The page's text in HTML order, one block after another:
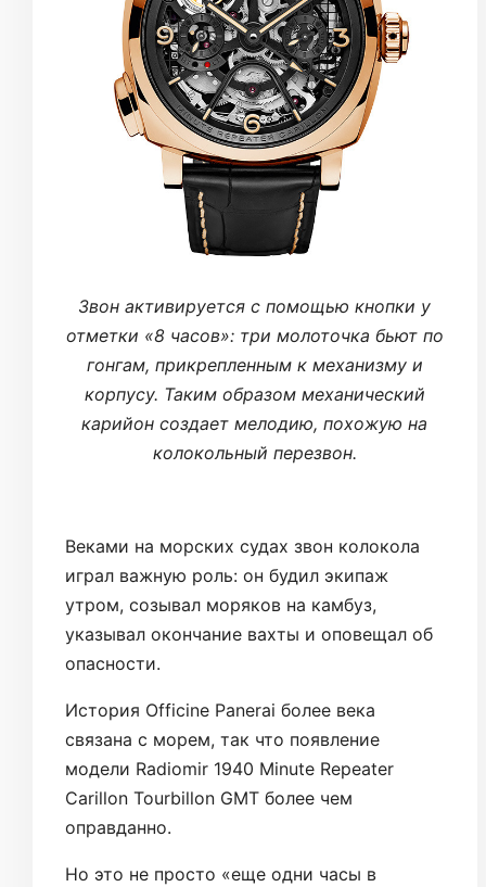
Звон активируется с помощью кнопки у
отметки «8 часов»: три молоточка бьют по
гонгам, прикрепленным к механизму и
корпусу. Таким образом механический
карийон создает мелодию, похожую на
колокольный перезвон.
Веками на морских судах звон колокола
играл важную роль: он будил экипаж
утром, созывал моряков на камбуз,
указывал окончание вахты и оповещал об
опасности.
История Officine Panerai более века
связана с морем, так что появление
модели Radiomir 1940 Minute Repeater
Carillon Tourbillon GMT более чем
оправданно.
Но это не просто «еще одни часы в